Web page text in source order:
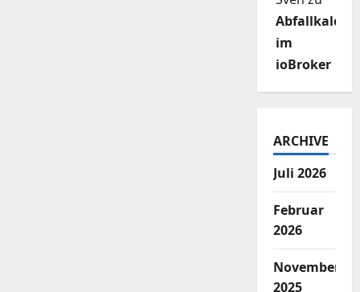
im
ioBroker
ARCHIVE
Juli 2026
Februar
2026
November
2025